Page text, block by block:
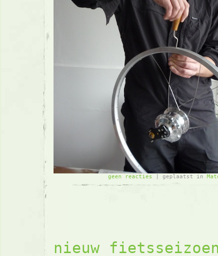
geen reacties | geplaatst in
nieuw